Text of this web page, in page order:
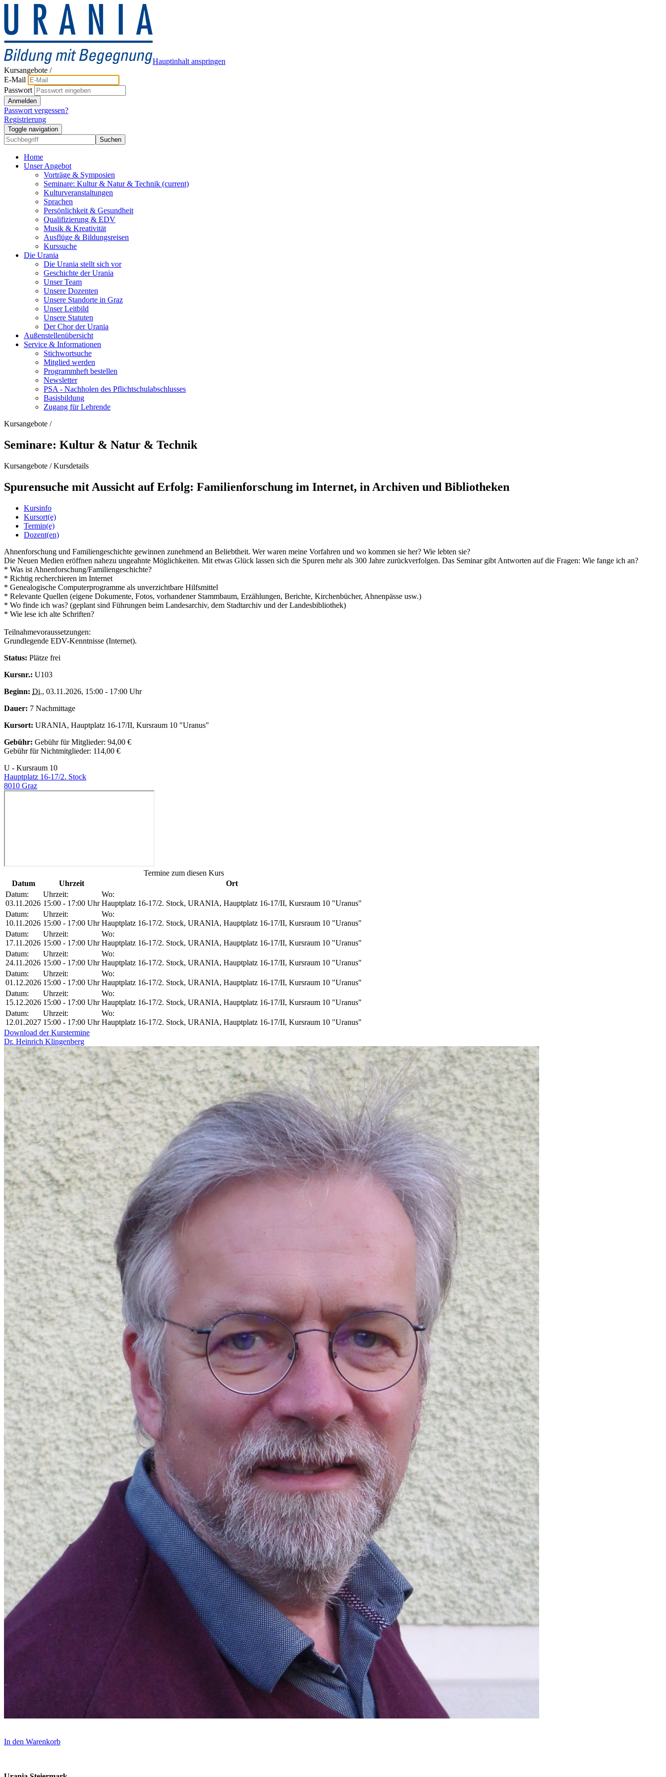
Hauptinhalt anspringen
Kursangebote /
E-Mail
Passwort
Anmelden
Passwort vergessen?
Registrierung
Toggle navigation
Suchen
Home
Unser Angebot
Vorträge & Symposien
Seminare: Kultur & Natur & Technik (current)
Kulturveranstaltungen
Sprachen
Persönlichkeit & Gesundheit
Qualifizierung & EDV
Musik & Kreativität
Ausflüge & Bildungsreisen
Kurssuche
Die Urania
Die Urania stellt sich vor
Geschichte der Urania
Unser Team
Unsere Dozenten
Unsere Standorte in Graz
Unser Leitbild
Unsere Statuten
Der Chor der Urania
Außenstellenübersicht
Service & Informationen
Stichwortsuche
Mitglied werden
Programmheft bestellen
Newsletter
PSA - Nachholen des Pflichtschulabschlusses
Basisbildung
Zugang für Lehrende
Kursangebote /
Seminare: Kultur & Natur & Technik
Kursangebote /Kursdetails
Spurensuche mit Aussicht auf Erfolg: Familienforschung im Internet, in Archiven und Bibliotheken
Kursinfo
Kursort(e)
Termin(e)
Dozent(en)
Ahnenforschung und Familiengeschichte gewinnen zunehmend an Beliebtheit. Wer waren meine Vorfahren und wo kommen sie her? Wie lebten sie?
Die Neuen Medien eröffnen nahezu ungeahnte Möglichkeiten. Mit etwas Glück lassen sich die Spuren mehr als 300 Jahre zurückverfolgen. Das Seminar gibt Antworten auf die Fragen: Wie fange ich an?
* Was ist Ahnenforschung/Familiengeschichte?
* Richtig recherchieren im Internet
* Genealogische Computerprogramme als unverzichtbare Hilfsmittel
* Relevante Quellen (eigene Dokumente, Fotos, vorhandener Stammbaum, Erzählungen, Berichte, Kirchenbücher, Ahnenpässe usw.)
* Wo finde ich was? (geplant sind Führungen beim Landesarchiv, dem Stadtarchiv und der Landesbibliothek)
* Wie lese ich alte Schriften?
Teilnahmevoraussetzungen:
Grundlegende EDV-Kenntnisse (Internet).
Status: Plätze frei
Kursnr.: U103
Beginn: Di., 03.11.2026, 15:00 - 17:00 Uhr
Dauer: 7 Nachmittage
Kursort: URANIA, Hauptplatz 16-17/II, Kursraum 10 "Uranus"
Gebühr: Gebühr für Mitglieder: 94,00 €
Gebühr für Nichtmitglieder: 114,00 €
U - Kursraum 10
Hauptplatz 16-17/2. Stock
8010 Graz
Termine zum diesen Kurs
Datum
Uhrzeit
Ort
Datum:
03.11.2026
Uhrzeit:
15:00 - 17:00 Uhr
Wo:
Hauptplatz 16-17/2. Stock, URANIA, Hauptplatz 16-17/II, Kursraum 10 "Uranus"
Datum:
10.11.2026
Uhrzeit:
15:00 - 17:00 Uhr
Wo:
Hauptplatz 16-17/2. Stock, URANIA, Hauptplatz 16-17/II, Kursraum 10 "Uranus"
Datum:
17.11.2026
Uhrzeit:
15:00 - 17:00 Uhr
Wo:
Hauptplatz 16-17/2. Stock, URANIA, Hauptplatz 16-17/II, Kursraum 10 "Uranus"
Datum:
24.11.2026
Uhrzeit:
15:00 - 17:00 Uhr
Wo:
Hauptplatz 16-17/2. Stock, URANIA, Hauptplatz 16-17/II, Kursraum 10 "Uranus"
Datum:
01.12.2026
Uhrzeit:
15:00 - 17:00 Uhr
Wo:
Hauptplatz 16-17/2. Stock, URANIA, Hauptplatz 16-17/II, Kursraum 10 "Uranus"
Datum:
15.12.2026
Uhrzeit:
15:00 - 17:00 Uhr
Wo:
Hauptplatz 16-17/2. Stock, URANIA, Hauptplatz 16-17/II, Kursraum 10 "Uranus"
Datum:
12.01.2027
Uhrzeit:
15:00 - 17:00 Uhr
Wo:
Hauptplatz 16-17/2. Stock, URANIA, Hauptplatz 16-17/II, Kursraum 10 "Uranus"
Download der Kurstermine
Dr. Heinrich Klingenberg
In den Warenkorb